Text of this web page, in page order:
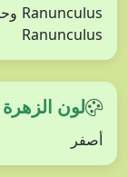
Ranunculus
لون الزهرة
أصفر